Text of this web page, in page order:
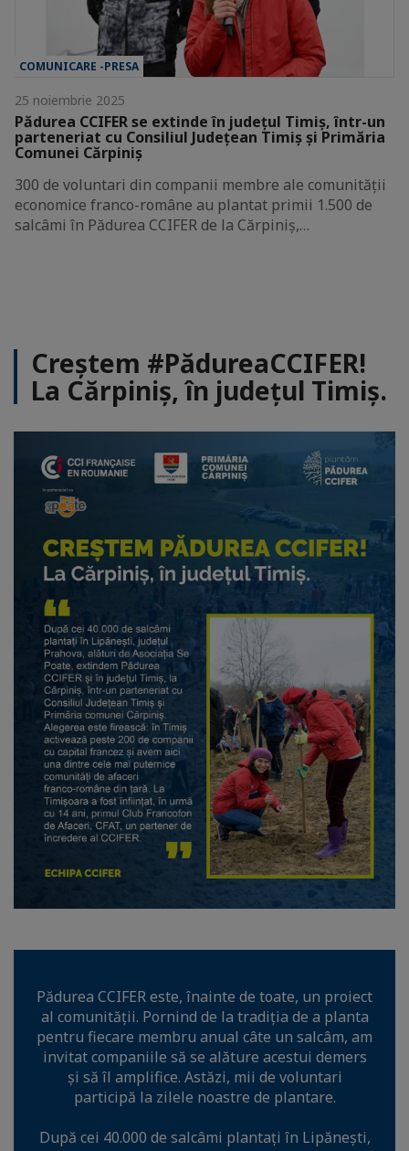
COMUNICARE -PRESA
25 noiembrie 2025
Pădurea CCIFER se extinde în județul Timiș, într-un
parteneriat cu Consiliul Județean Timiș și Primăria
Comunei Cărpiniș
300 de voluntari din companii membre ale comunității
economice franco-române au plantat primii 1.500 de
salcâmi în Pădurea CCIFER de la Cărpiniș,…
Creștem #PădureaCCIFER!
La Cărpiniș, în județul Timiș.
Pădurea CCIFER este, înainte de toate, un proiect
al comunității. Pornind de la tradiția de a planta
pentru fiecare membru anual câte un salcâm, am
invitat companiile să se alăture acestui demers
și să îl amplifice. Astăzi, mii de voluntari
participă la zilele noastre de plantare.
După cei 40.000 de salcâmi plantați în Lipănești,